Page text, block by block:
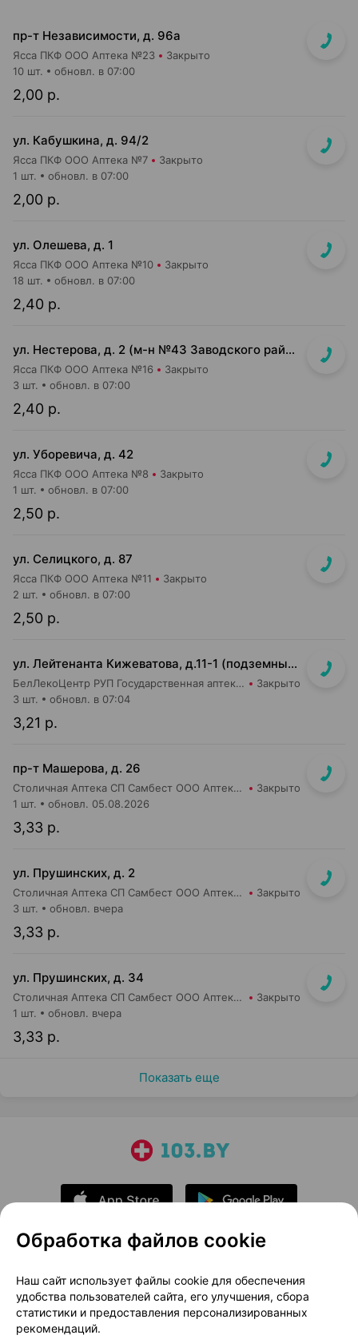
пр-т Независимости, д. 96а
Ясса ПКФ ООО Аптека №23 Закрыто
2,00 р.
10 шт. обновл. в 07:00
ул. Кабушкина, д. 94/2
Ясса ПКФ ООО Аптека №7 Закрыто
2,00 р.
1 шт. обновл. в 07:00
ул. Олешева, д. 1
Ясса ПКФ ООО Аптека №10 Закрыто
2,40 р.
18 шт. обновл. в 07:00
ул. Нестерова, д. 2 (м-н №43 Заводского райпищеторга)
Ясса ПКФ ООО Аптека №16 Закрыто
2,40 р.
3 шт. обновл. в 07:00
ул. Уборевича, д. 42
Ясса ПКФ ООО Аптека №8 Закрыто
2,50 р.
1 шт. обновл. в 07:00
ул. Селицкого, д. 87
Ясса ПКФ ООО Аптека №11 Закрыто
2,50 р.
2 шт. обновл. в 07:00
ул. Лейтенанта Кижеватова, д.11-1 (подземный переход станции метро "Неморшанский сад")
БелЛекоЦентр РУП Государственная аптека №49 Закрыто
3,21 р.
3 шт. обновл. в 07:04
пр-т Машерова, д. 26
Столичная Аптека СП Самбест ООО Аптека №8 Закрыто
3,33 р.
1 шт. обновл. 05.08.2026
ул. Прушинских, д. 2
Столичная Аптека СП Самбест ООО Аптека №17 Закрыто
3,33 р.
3 шт. обновл. вчера
ул. Прушинских, д. 34
Столичная Аптека СП Самбест ООО Аптека №24 Закрыто
3,33 р.
1 шт. обновл. вчера
Показать еще
О проекте
Новости проекта
Размещение рекламы
Медицинский маркетинг
Публичный договор
Доставка
Обработка файлов cookie
Наш сайт использует файлы cookie для обеспечения
удобства пользователей сайта, его улучшения, сбора
статистики и предоставления персонализированных
рекомендаций.